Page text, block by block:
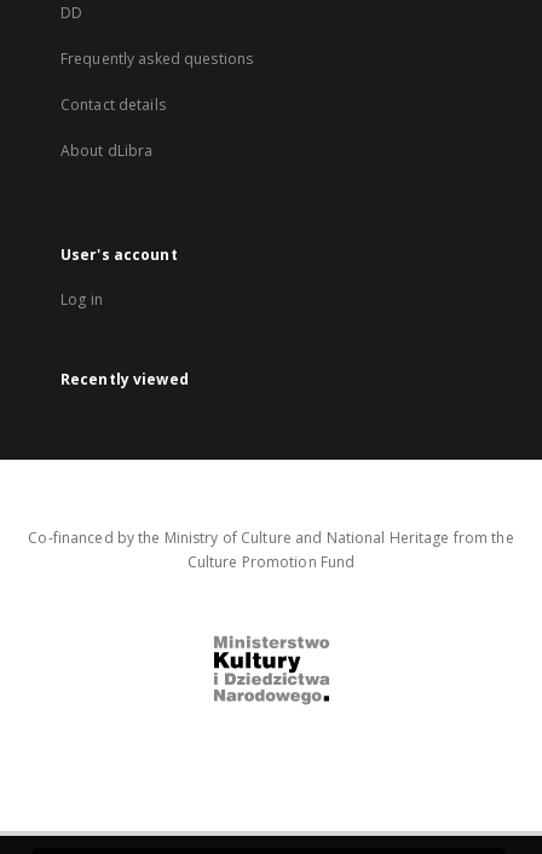
DD
Frequently asked questions
Contact details
About dLibra
User's account
Log in
Recently viewed
Co-financed by the Ministry of Culture and National Heritage from the
Culture Promotion Fund